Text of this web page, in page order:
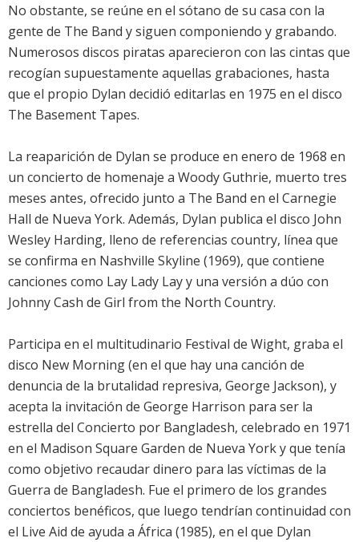
No obstante, se reúne en el sótano de su casa con la
gente de The Band y siguen componiendo y grabando.
Numerosos discos piratas aparecieron con las cintas que
recogían supuestamente aquellas grabaciones, hasta
que el propio Dylan decidió editarlas en 1975 en el disco
The Basement Tapes.
La reaparición de Dylan se produce en enero de 1968 en
un concierto de homenaje a Woody Guthrie, muerto tres
meses antes, ofrecido junto a The Band en el Carnegie
Hall de Nueva York. Además, Dylan publica el disco John
Wesley Harding, lleno de referencias country, línea que
se confirma en Nashville Skyline (1969), que contiene
canciones como Lay Lady Lay y una versión a dúo con
Johnny Cash de Girl from the North Country.
Participa en el multitudinario Festival de Wight, graba el
disco New Morning (en el que hay una canción de
denuncia de la brutalidad represiva, George Jackson), y
acepta la invitación de George Harrison para ser la
estrella del Concierto por Bangladesh, celebrado en 1971
en el Madison Square Garden de Nueva York y que tenía
como objetivo recaudar dinero para las víctimas de la
Guerra de Bangladesh. Fue el primero de los grandes
conciertos benéficos, que luego tendrían continuidad con
el Live Aid de ayuda a África (1985), en el que Dylan